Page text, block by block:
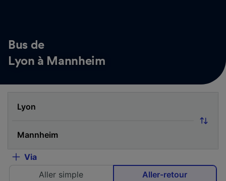
Bus de
Lyon à Mannheim
Via
Aller simple
Aller-retour